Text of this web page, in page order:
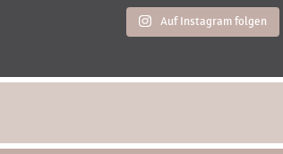
Auf Instagram folgen